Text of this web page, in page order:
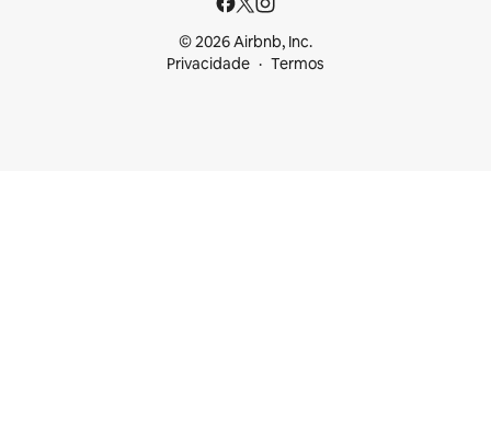
© 2026 Airbnb, Inc.
Privacidade
Termos